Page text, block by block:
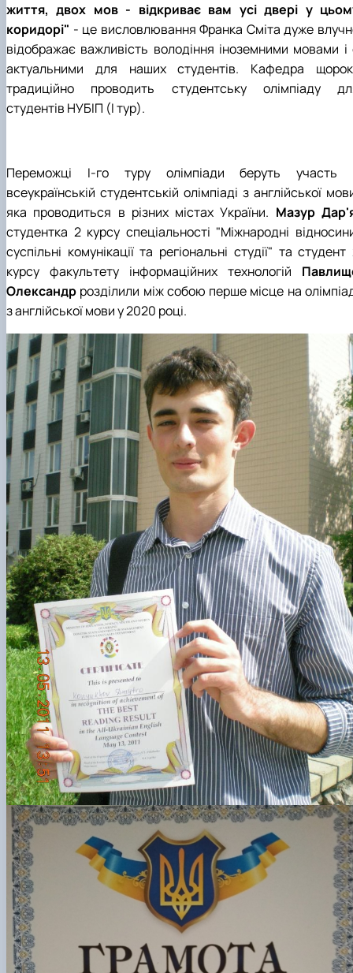
життя, двох мов - відкриває вам усі двері у
коридорі" - це висловлювання Франка Сміта дуже
відображає важливість володіння іноземними мовами і
актуальними для наших студентів. Кафедра
традиційно проводить студентську олімпіаду
студентів НУБІП (І тур).
Переможці І-го туру олімпіади беруть участь
всеукраїнській студентській олімпіаді з англійської
яка проводиться в різних містах України. Мазур
студентка 2 курсу спеціальності "Міжнародні
суспільні комунікації та регіональні студії" та студент
курсу факультету інформаційних технологій
Олександр розділили між собою перше місце на
з англійської мови у 2020 році.